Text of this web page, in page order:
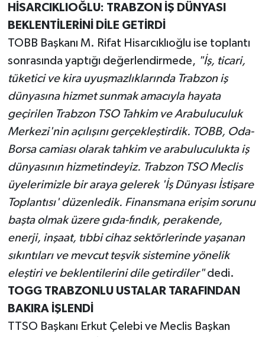
HİSARCIKLIOĞLU: TRABZON İŞ DÜNYASI
BEKLENTİLERİNİ DİLE GETİRDİ
TOBB Başkanı M. Rifat Hisarcıklıoğlu ise toplantı
sonrasında yaptığı değerlendirmede, "İş, ticari,
tüketici ve kira uyuşmazlıklarında Trabzon iş
dünyasına hizmet sunmak amacıyla hayata
geçirilen Trabzon TSO Tahkim ve Arabuluculuk
Merkezi'nin açılışını gerçekleştirdik. TOBB, Oda-
Borsa camiası olarak tahkim ve arabuluculukta iş
dünyasının hizmetindeyiz. Trabzon TSO Meclis
üyelerimizle bir araya gelerek 'İş Dünyası İstişare
Toplantısı' düzenledik. Finansmana erişim sorunu
başta olmak üzere gıda-fındık, perakende,
enerji, inşaat, tıbbi cihaz sektörlerinde yaşanan
sıkıntıları ve mevcut teşvik sistemine yönelik
eleştiri ve beklentilerini dile getirdiler"dedi.
TOGG TRABZONLU USTALAR TARAFINDAN
BAKIRA İŞLENDİ
TTSO Başkanı Erkut Çelebi ve Meclis Başkan